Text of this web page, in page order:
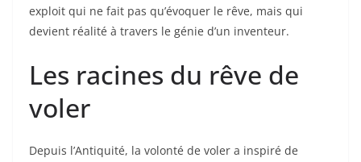
exploit qui ne fait pas qu’évoquer le rêve, mais qui
devient réalité à travers le génie d’un inventeur.
Les racines du rêve de
voler
Depuis l’Antiquité, la volonté de voler a inspiré de